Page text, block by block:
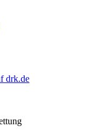
drk.de